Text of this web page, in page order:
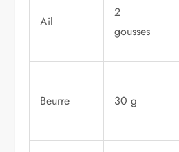
Ail
2
gousses
Beurre 30 g